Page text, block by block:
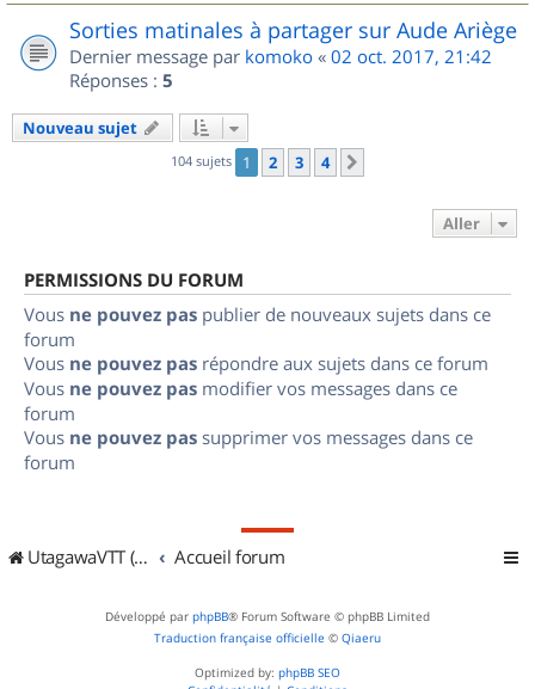
Sorties matinales à partager sur Aude Ariège
Dernier message par komoko « 02 oct. 2017, 21:42
Réponses : 5
Nouveau sujet
104 sujets 1 2 3 4
Aller
PERMISSIONS DU FORUM
Vous ne pouvez pas publier de nouveaux sujets dans ce
forum
Vous ne pouvez pas répondre aux sujets dans ce forum
Vous ne pouvez pas modifier vos messages dans ce
forum
Vous ne pouvez pas supprimer vos messages dans ce
forum
UtagawaVTT (Randos VTT et VTTAE avec traces GPS) Accueil forum
Développé par phpBB® Forum Software © phpBB Limited
Traduction française officielle © Qiaeru
Optimized by: phpBB SEO